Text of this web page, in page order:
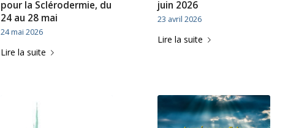
pour la Sclérodermie, du
24 au 28 mai
24 mai 2026
Lire la suite
juin 2026
23 avril 2026
Lire la suite